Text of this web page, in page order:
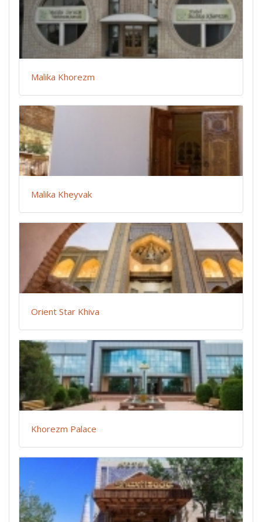
Malika Khorezm
Malika Kheyvak
Orient Star Khiva
Khorezm Palace